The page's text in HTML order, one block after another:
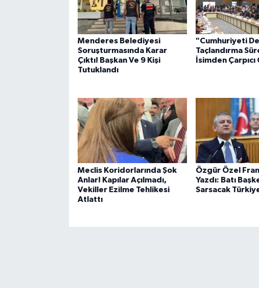
Menderes Belediyesi
Soruşturmasında Karar
Çıktı! Başkan Ve 9 Kişi
Tutuklandı
"Cumhuriyeti
Taçlandırma
İsimden Çarpıcı
Meclis Koridorlarında Şok
Anlar! Kapılar Açılmadı,
Vekiller Ezilme Tehlikesi
Atlattı
Özgür Özel
Yazdı: Batı
Sarsacak